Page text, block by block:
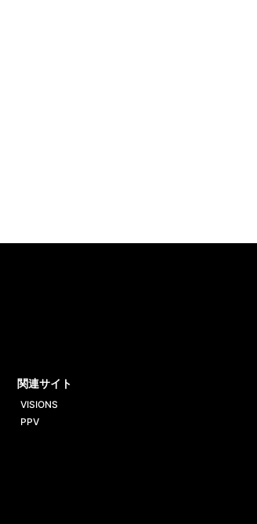
関連サイト
VISIONS
PPV